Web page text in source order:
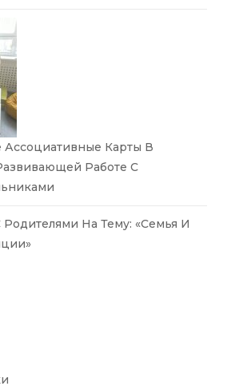
Ассоциативные Карты В
Работе С
Родителями На Тему: «Семья И